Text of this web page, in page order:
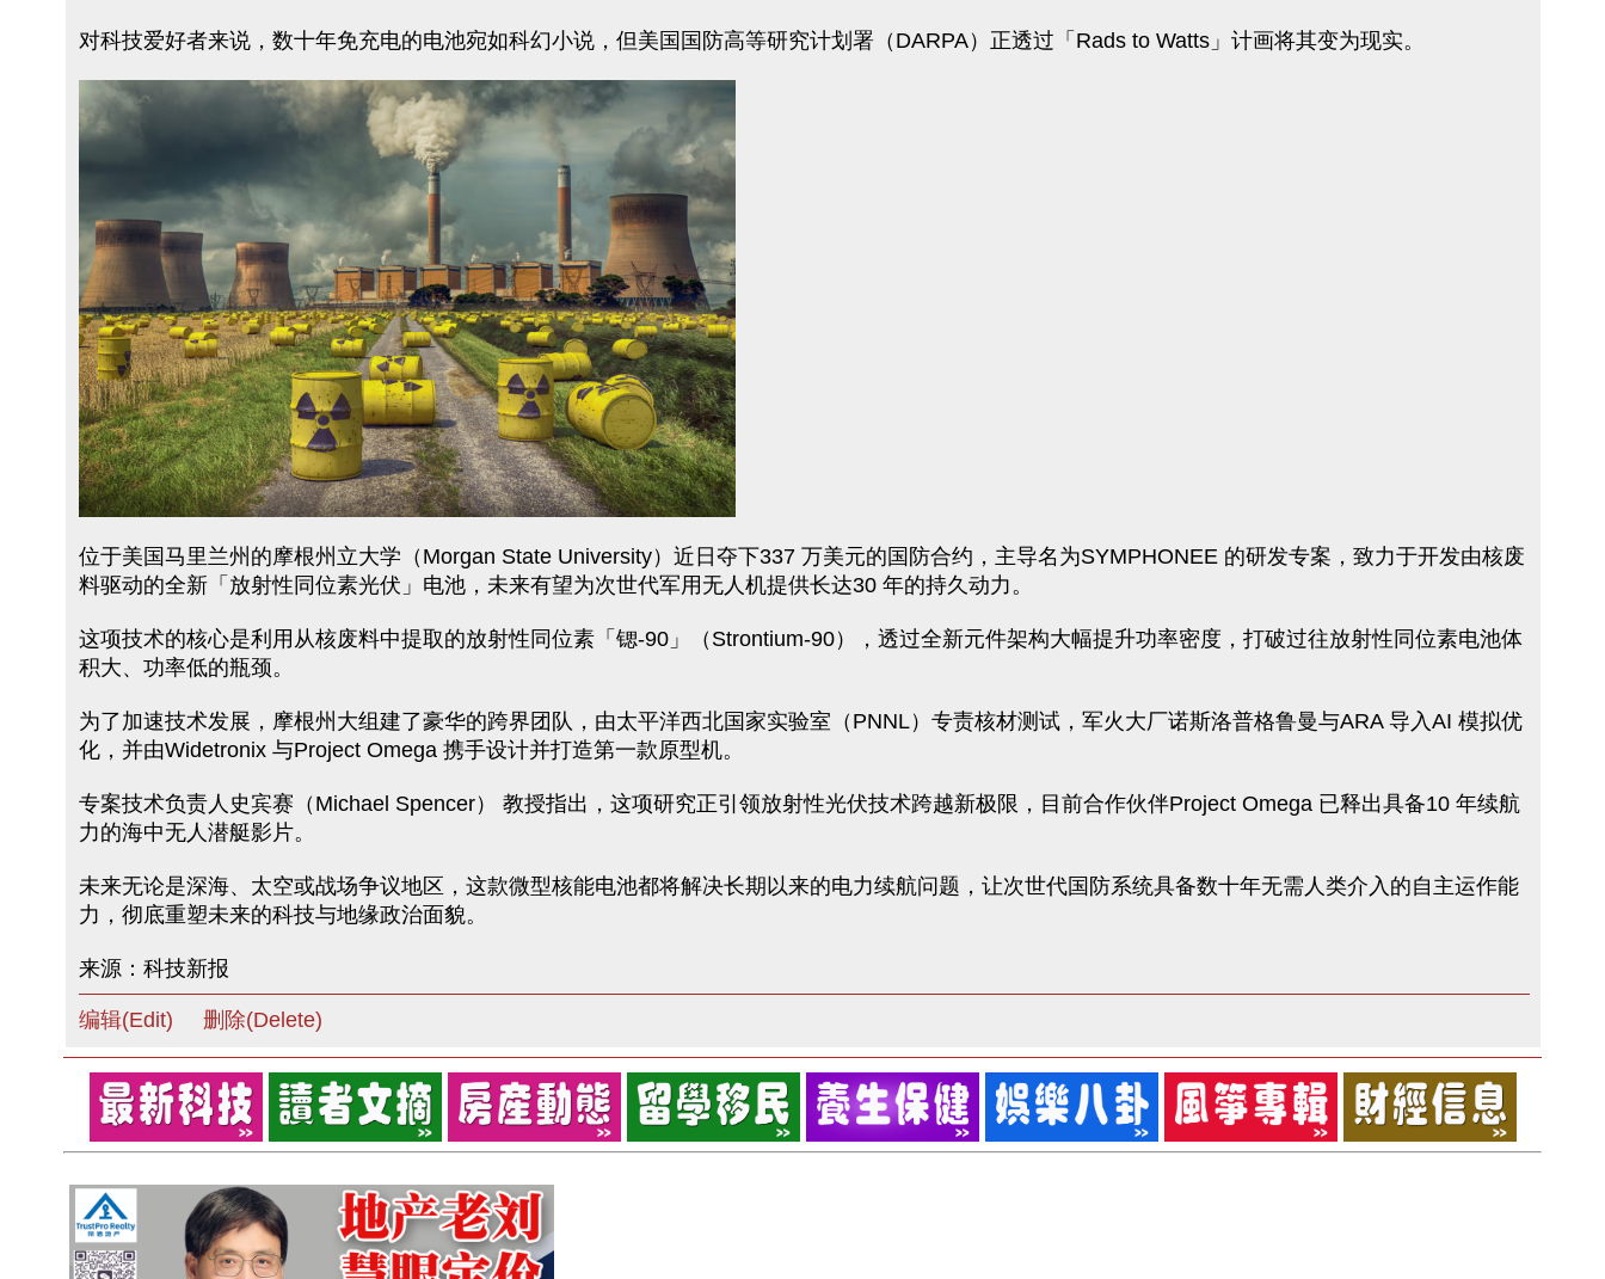
对科技爱好者来说，数十年免充电的电池宛如科幻小说，但美国国防高等研究计划署（DARPA）正透过「Rads to Watts」计画将其变为现实。
位于美国马里兰州的摩根州立大学（Morgan State University）近日夺下337 万美元的国防合约，主导名为SYMPHONEE 的研发专案，致力于开发由核废
料驱动的全新「放射性同位素光伏」电池，未来有望为次世代军用无人机提供长达30 年的持久动力。
这项技术的核心是利用从核废料中提取的放射性同位素「锶-90」（Strontium-90），透过全新元件架构大幅提升功率密度，打破过往放射性同位素电池体
积大、功率低的瓶颈。
为了加速技术发展，摩根州大组建了豪华的跨界团队，由太平洋西北国家实验室（PNNL）专责核材测试，军火大厂诺斯洛普格鲁曼与ARA 导入AI 模拟优
化，并由Widetronix 与Project Omega 携手设计并打造第一款原型机。
专案技术负责人史宾赛（Michael Spencer） 教授指出，这项研究正引领放射性光伏技术跨越新极限，目前合作伙伴Project Omega 已释出具备10 年续航
力的海中无人潜艇影片。
未来无论是深海、太空或战场争议地区，这款微型核能电池都将解决长期以来的电力续航问题，让次世代国防系统具备数十年无需人类介入的自主运作能
力，彻底重塑未来的科技与地缘政治面貌。
来源：科技新报
编辑(Edit) 删除(Delete)